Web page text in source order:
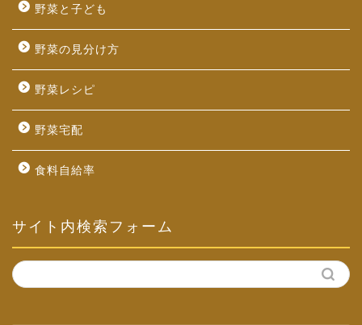
野菜と子ども
野菜の見分け方
野菜レシピ
野菜宅配
食料自給率
サイト内検索フォーム